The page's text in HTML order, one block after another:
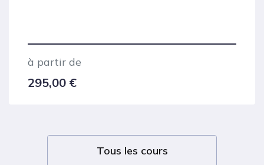
à partir de
295,00 €
Tous les cours